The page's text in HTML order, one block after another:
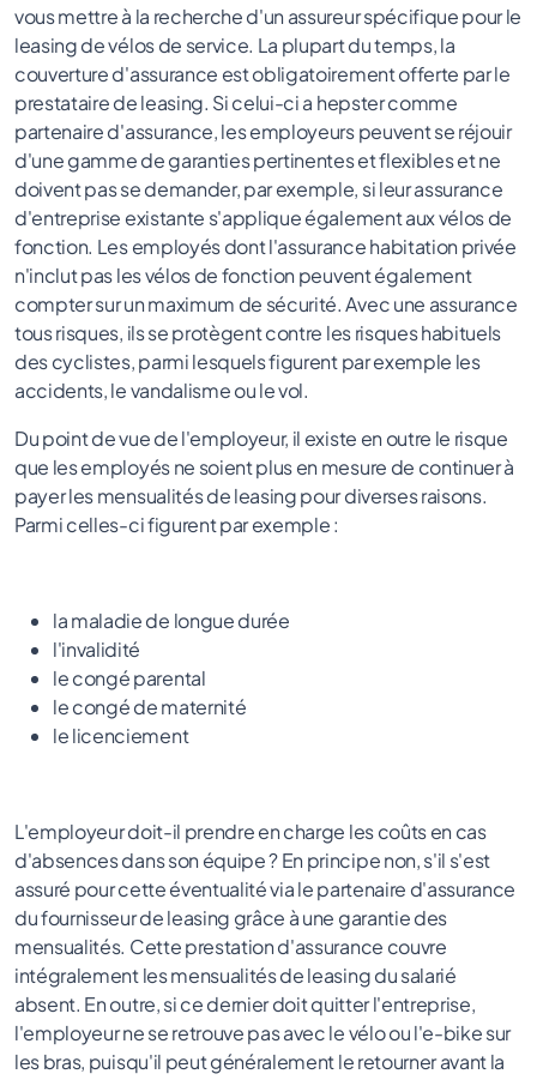
vous mettre à la recherche d'un assureur spécifique pour le
leasing de vélos de service. La plupart du temps, la
couverture d'assurance est obligatoirement offerte par le
prestataire de leasing. Si celui-ci a hepster comme
partenaire d'assurance, les employeurs peuvent se réjouir
d'une gamme de garanties pertinentes et flexibles et ne
doivent pas se demander, par exemple, si leur assurance
d'entreprise existante s'applique également aux vélos de
fonction. Les employés dont l'assurance habitation privée
n'inclut pas les vélos de fonction peuvent également
compter sur un maximum de sécurité. Avec une assurance
tous risques, ils se protègent contre les risques habituels
des cyclistes, parmi lesquels figurent par exemple les
accidents, le vandalisme ou le vol.
Du point de vue de l'employeur, il existe en outre le risque
que les employés ne soient plus en mesure de continuer à
payer les mensualités de leasing pour diverses raisons.
Parmi celles-ci figurent par exemple :
la maladie de longue durée
l'invalidité
le congé parental
le congé de maternité
le licenciement
L'employeur doit-il prendre en charge les coûts en cas
d'absences dans son équipe ? En principe non, s'il s'est
assuré pour cette éventualité via le partenaire d'assurance
du fournisseur de leasing grâce à une garantie des
mensualités. Cette prestation d'assurance couvre
intégralement les mensualités de leasing du salarié
absent. En outre, si ce dernier doit quitter l'entreprise,
l'employeur ne se retrouve pas avec le vélo ou l'e-bike sur
les bras, puisqu'il peut généralement le retourner avant la